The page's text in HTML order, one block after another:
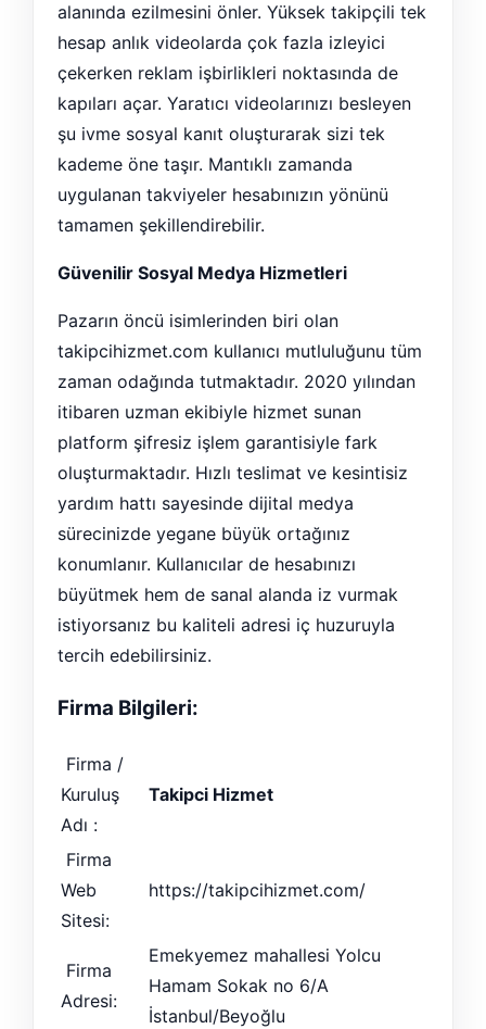
alanında ezilmesini önler. Yüksek takipçili tek
hesap anlık videolarda çok fazla izleyici
çekerken reklam işbirlikleri noktasında de
kapıları açar. Yaratıcı videolarınızı besleyen
şu ivme sosyal kanıt oluşturarak sizi tek
kademe öne taşır. Mantıklı zamanda
uygulanan takviyeler hesabınızın yönünü
tamamen şekillendirebilir.
Güvenilir Sosyal Medya Hizmetleri
Pazarın öncü isimlerinden biri olan
takipcihizmet.com kullanıcı mutluluğunu tüm
zaman odağında tutmaktadır. 2020 yılından
itibaren uzman ekibiyle hizmet sunan
platform şifresiz işlem garantisiyle fark
oluşturmaktadır. Hızlı teslimat ve kesintisiz
yardım hattı sayesinde dijital medya
sürecinizde yegane büyük ortağınız
konumlanır. Kullanıcılar de hesabınızı
büyütmek hem de sanal alanda iz vurmak
istiyorsanız bu kaliteli adresi iç huzuruyla
tercih edebilirsiniz.
Firma Bilgileri:
Firma /
Kuruluş
Adı :
Takipci Hizmet
Firma
Web
Sitesi:
https://takipcihizmet.com/
Firma
Adresi:
Emekyemez mahallesi Yolcu
Hamam Sokak no 6/A
İstanbul/Beyoğlu